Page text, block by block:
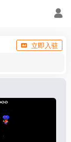
立即入驻